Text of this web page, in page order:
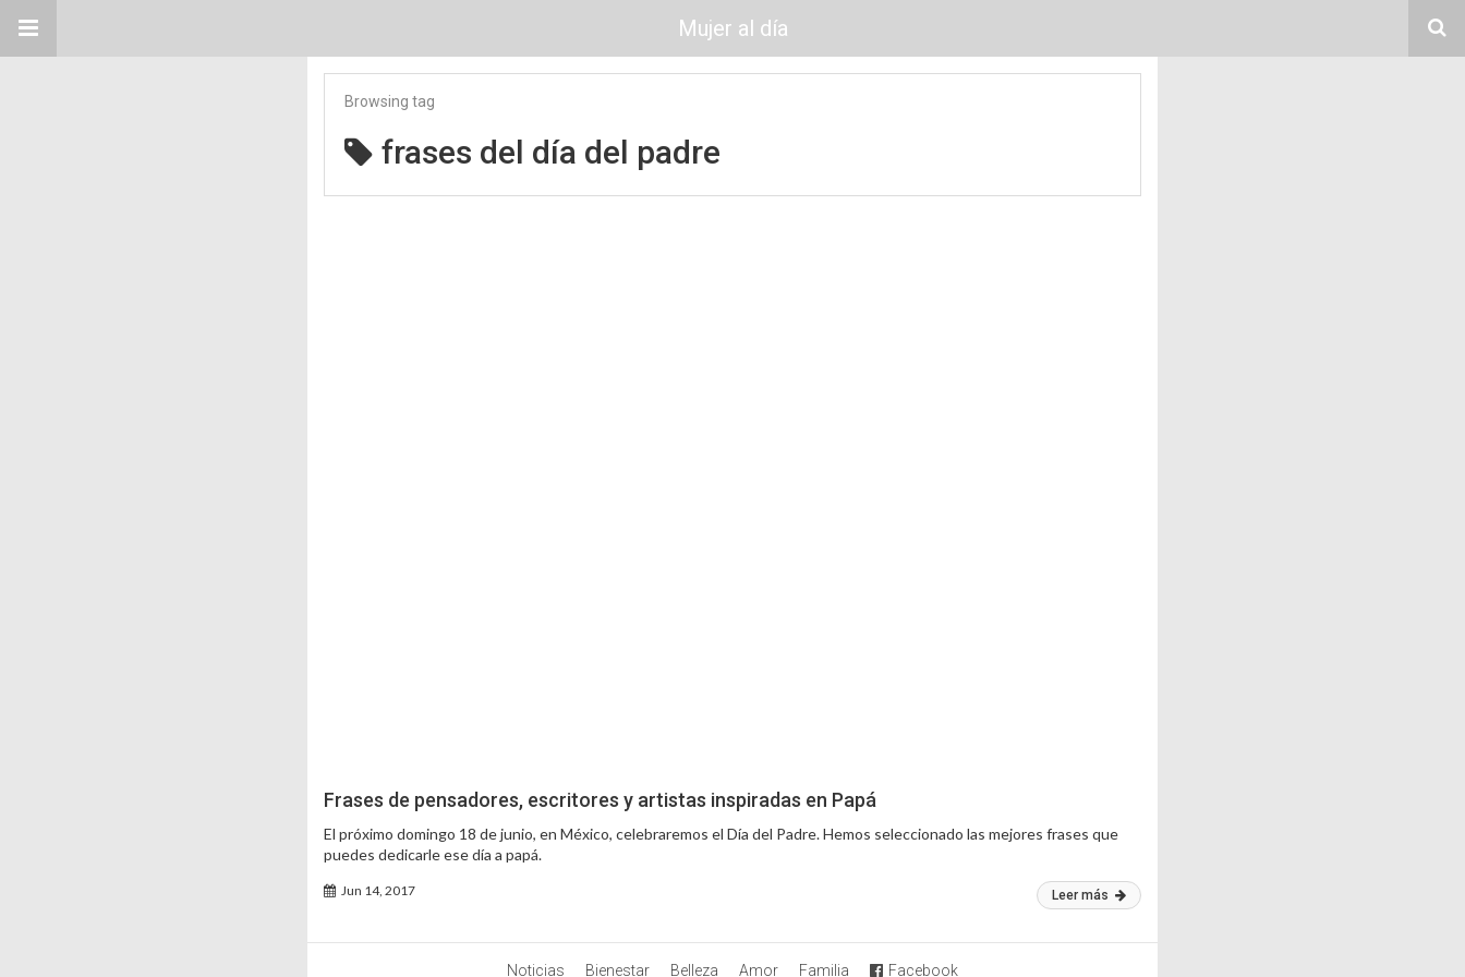
Mujer al día
Browsing tag
frases del día del padre
Frases de pensadores, escritores y artistas inspiradas en Papá
El próximo domingo 18 de junio, en México, celebraremos el Día del Padre. Hemos seleccionado las mejores frases que
puedes dedicarle ese día a papá.
Jun 14, 2017 Leer más
Noticias Bienestar Belleza Amor Familia Facebook